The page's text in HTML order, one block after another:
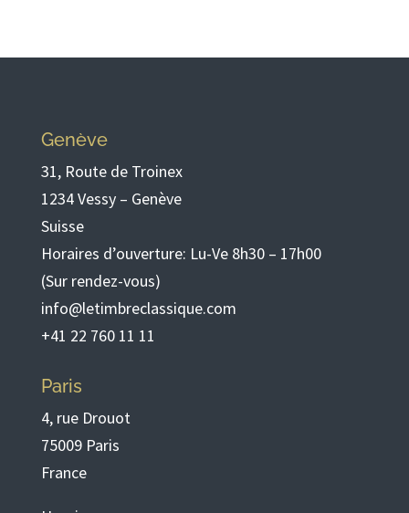
Genève
31, Route de Troinex
1234 Vessy – Genève
Suisse
Horaires d’ouverture: Lu-Ve 8h30 – 17h00
(Sur rendez-vous)
info@letimbreclassique.com
+41 22 760 11 11
Paris
4, rue Drouot
75009 Paris
France